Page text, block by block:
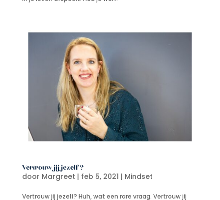
Vertrouw jij jezelf?
door Margreet | feb 5, 2021 | Mindset
Vertrouw jij jezelf? Huh, wat een rare vraag. Vertrouw jij